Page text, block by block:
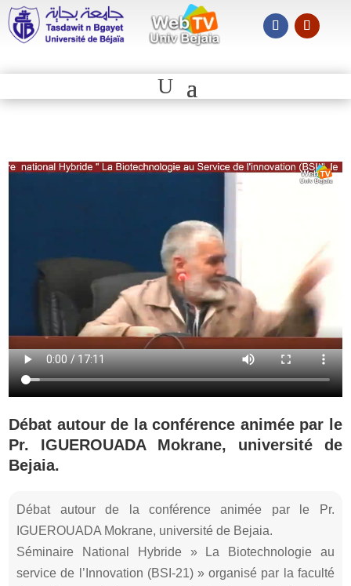
Débat autour de la conférence animée par le
Pr. IGUEROUADA Mokrane, université de
Bejaia.
Débat autour de la conférence animée par le Pr.
IGUEROUADA Mokrane, université de Bejaia.
Séminaire National Hybride » La Biotechnologie au
service de l’Innovation (BSI-21) » organisé par la faculté